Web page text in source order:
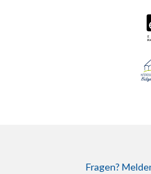
Fragen?